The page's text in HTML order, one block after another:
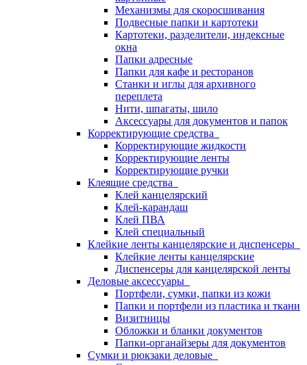
Механизмы для скоросшивания
Подвесные папки и картотеки
Картотеки, разделители, индексные
окна
Папки адресные
Папки для кафе и ресторанов
Станки и иглы для архивного
переплета
Нити, шпагаты, шило
Аксессуары для документов и папок
Корректирующие средства
Корректирующие жидкости
Корректирующие ленты
Корректирующие ручки
Клеящие средства
Клей канцелярский
Клей-карандаш
Клей ПВА
Клей специальный
Клейкие ленты канцелярские и диспенсеры
Клейкие ленты канцелярские
Диспенсеры для канцелярской ленты
Деловые аксессуары
Портфели, сумки, папки из кожи
Папки и портфели из пластика и ткани
Визитницы
Обложки и бланки документов
Папки-органайзеры для документов
Сумки и рюкзаки деловые